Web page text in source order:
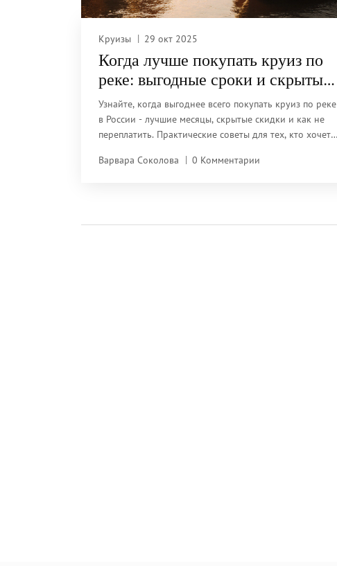
Круизы 29 окт 2025
Когда лучше покупать круиз по
реке: выгодные сроки и скрытые
скидки
Узнайте, когда выгоднее всего покупать круиз по реке
в России - лучшие месяцы, скрытые скидки и как не
переплатить. Практические советы для тех, кто хочет
Варвара Соколова
0 Комментарии